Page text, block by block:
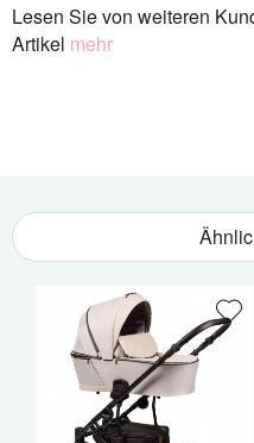
Lesen Sie von weiteren
Artikel mehr